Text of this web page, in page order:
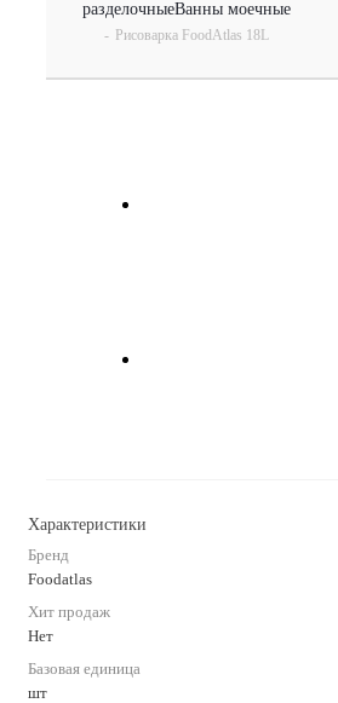
разделочныеВанны моечные
- Рисоварка FoodAtlas 18L
Характеристики
Бренд
Foodatlas
Хит продаж
Нет
Базовая единица
шт